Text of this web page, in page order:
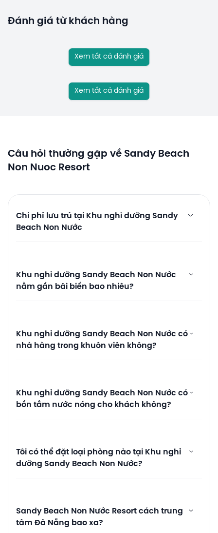
Đánh giá từ khách hàng
Xem tất cả đánh giá
Xem tất cả đánh giá
Câu hỏi thường gặp về Sandy Beach
Non Nuoc Resort
Chi phí lưu trú tại Khu nghỉ dưỡng Sandy
Beach Non Nước
Khu nghỉ dưỡng Sandy Beach Non Nước
nằm gần bãi biển bao nhiêu?
Khu nghỉ dưỡng Sandy Beach Non Nước có
nhà hàng trong khuôn viên không?
Khu nghỉ dưỡng Sandy Beach Non Nước có
bồn tắm nước nóng cho khách không?
Tôi có thể đặt loại phòng nào tại Khu nghỉ
dưỡng Sandy Beach Non Nước?
Sandy Beach Non Nước Resort cách trung
tâm Đà Nẵng bao xa?